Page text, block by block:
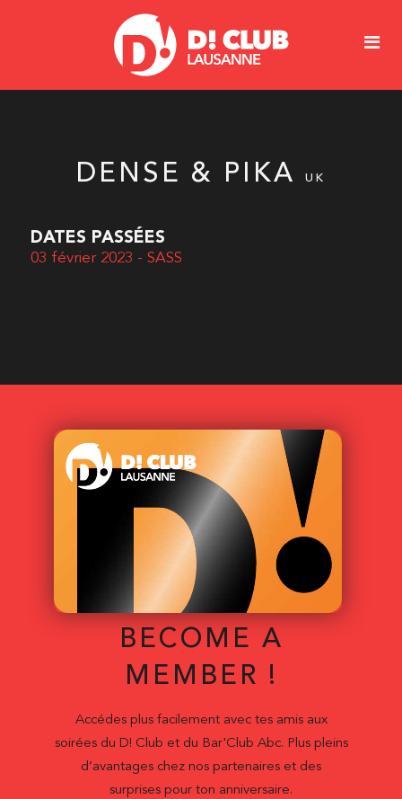
DENSE & PIKA UK
DATES PASSÉES
03 février 2023 - SASS
BECOME A
MEMBER !
Accédes plus facilement avec tes amis aux
soirées du D! Club et du Bar'Club Abc. Plus pleins
d’avantages chez nos partenaires et des
surprises pour ton anniversaire.